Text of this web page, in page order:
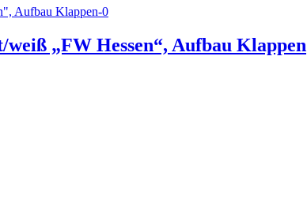
„FW Hessen“, Aufbau Klappen